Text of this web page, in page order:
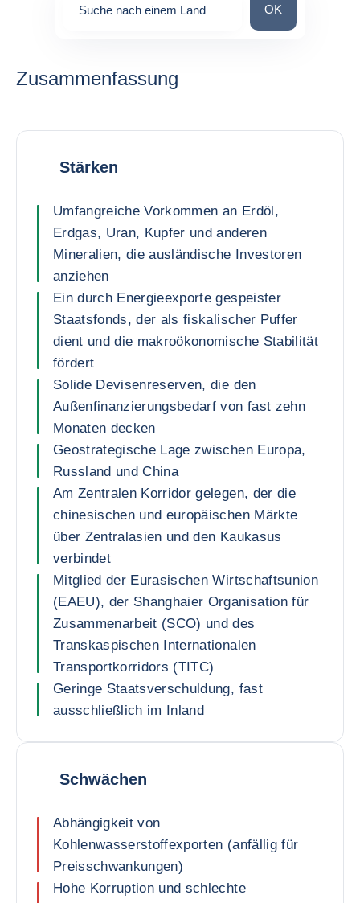
Suche nach einem Land Suche nach
OK
Zusammenfassung
Stärken
Umfangreiche Vorkommen an Erdöl,
Erdgas, Uran, Kupfer und anderen
Mineralien, die ausländische Investoren
anziehen
Ein durch Energieexporte gespeister
Staatsfonds, der als fiskalischer Puffer
dient und die makroökonomische Stabilität
fördert
Solide Devisenreserven, die den
Außenfinanzierungsbedarf von fast zehn
Monaten decken
Geostrategische Lage zwischen Europa,
Russland und China
Am Zentralen Korridor gelegen, der die
chinesischen und europäischen Märkte
über Zentralasien und den Kaukasus
verbindet
Mitglied der Eurasischen Wirtschaftsunion
(EAEU), der Shanghaier Organisation für
Zusammenarbeit (SCO) und des
Transkaspischen Internationalen
Transportkorridors (TITC)
Geringe Staatsverschuldung, fast
ausschließlich im Inland
Schwächen
Abhängigkeit von
Kohlenwasserstoffexporten (anfällig für
Preisschwankungen)
Hohe Korruption und schlechte